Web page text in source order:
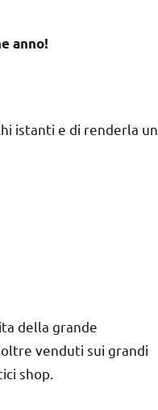
anno!
istanti e di renderla un
della grande
venduti sui grandi
shop.